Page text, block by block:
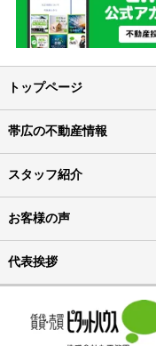
トップページ
帯広の不動産情報
スタッフ紹介
お客様の声
代表挨拶